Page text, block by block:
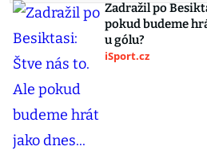
Zadražil po
pokud budeme
u gólu?
iSport.cz